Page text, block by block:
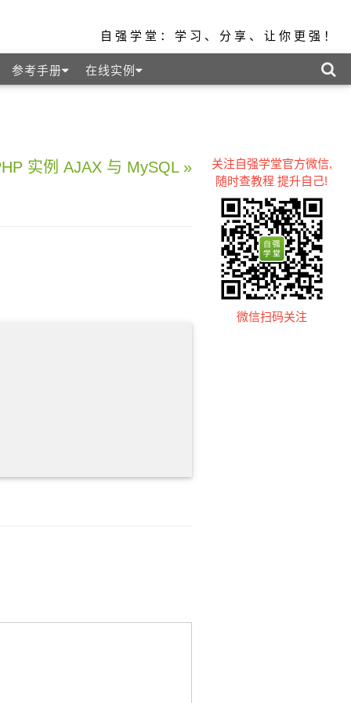
自强学堂：学习、分享、让你更强！
参考手册 在线实例
实例 AJAX 与 MySQL »
关注自强学堂官方微信,
随时查教程 提升自己!
微信扫码关注